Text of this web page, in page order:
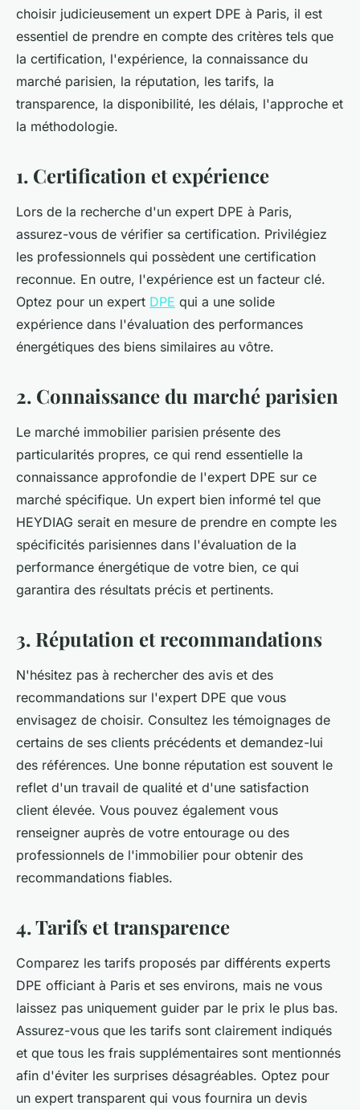
choisir judicieusement un expert DPE à Paris, il est
essentiel de prendre en compte des critères tels que
la certification, l'expérience, la connaissance du
marché parisien, la réputation, les tarifs, la
transparence, la disponibilité, les délais, l'approche et
la méthodologie.
1. Certification et expérience
Lors de la recherche d'un expert DPE à Paris,
assurez-vous de vérifier sa certification. Privilégiez
les professionnels qui possèdent une certification
reconnue. En outre, l'expérience est un facteur clé.
Optez pour un expert DPE qui a une solide
expérience dans l'évaluation des performances
énergétiques des biens similaires au vôtre.
2. Connaissance du marché parisien
Le marché immobilier parisien présente des
particularités propres, ce qui rend essentielle la
connaissance approfondie de l'expert DPE sur ce
marché spécifique. Un expert bien informé tel que
HEYDIAG serait en mesure de prendre en compte les
spécificités parisiennes dans l'évaluation de la
performance énergétique de votre bien, ce qui
garantira des résultats précis et pertinents.
3. Réputation et recommandations
N'hésitez pas à rechercher des avis et des
recommandations sur l'expert DPE que vous
envisagez de choisir. Consultez les témoignages de
certains de ses clients précédents et demandez-lui
des références. Une bonne réputation est souvent le
reflet d'un travail de qualité et d'une satisfaction
client élevée. Vous pouvez également vous
renseigner auprès de votre entourage ou des
professionnels de l'immobilier pour obtenir des
recommandations fiables.
4. Tarifs et transparence
Comparez les tarifs proposés par différents experts
DPE officiant à Paris et ses environs, mais ne vous
laissez pas uniquement guider par le prix le plus bas.
Assurez-vous que les tarifs sont clairement indiqués
et que tous les frais supplémentaires sont mentionnés
afin d'éviter les surprises désagréables. Optez pour
un expert transparent qui vous fournira un devis